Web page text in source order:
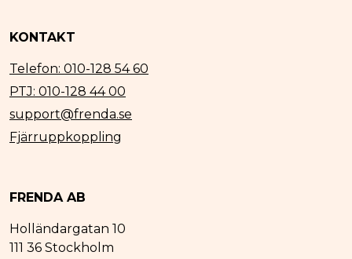
KONTAKT
Telefon: 010-128 54 60
PTJ: 010-128 44 00
support@frenda.se
Fjärruppkoppling
FRENDA AB
Holländargatan 10
111 36 Stockholm